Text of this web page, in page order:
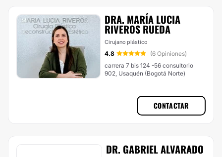
DRA. MARÍA LUCIA
RIVEROS RUEDA
Cirujano plástico
4.8
(6 Opiniones)
carrera 7 bis 124 -56 consultorio
902, Usaquén (Bogotá Norte)
CONTACTAR
DR. GABRIEL ALVARADO